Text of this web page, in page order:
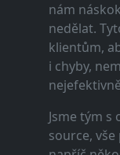
nám
nedělat.
klientům,
i chyby,
Jsme tým
source,